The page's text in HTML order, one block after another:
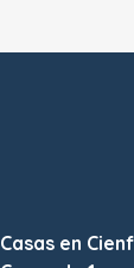
Casas en